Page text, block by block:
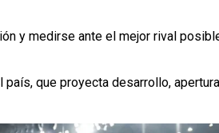
y medirse ante el mejor rival
que proyecta desarrollo,